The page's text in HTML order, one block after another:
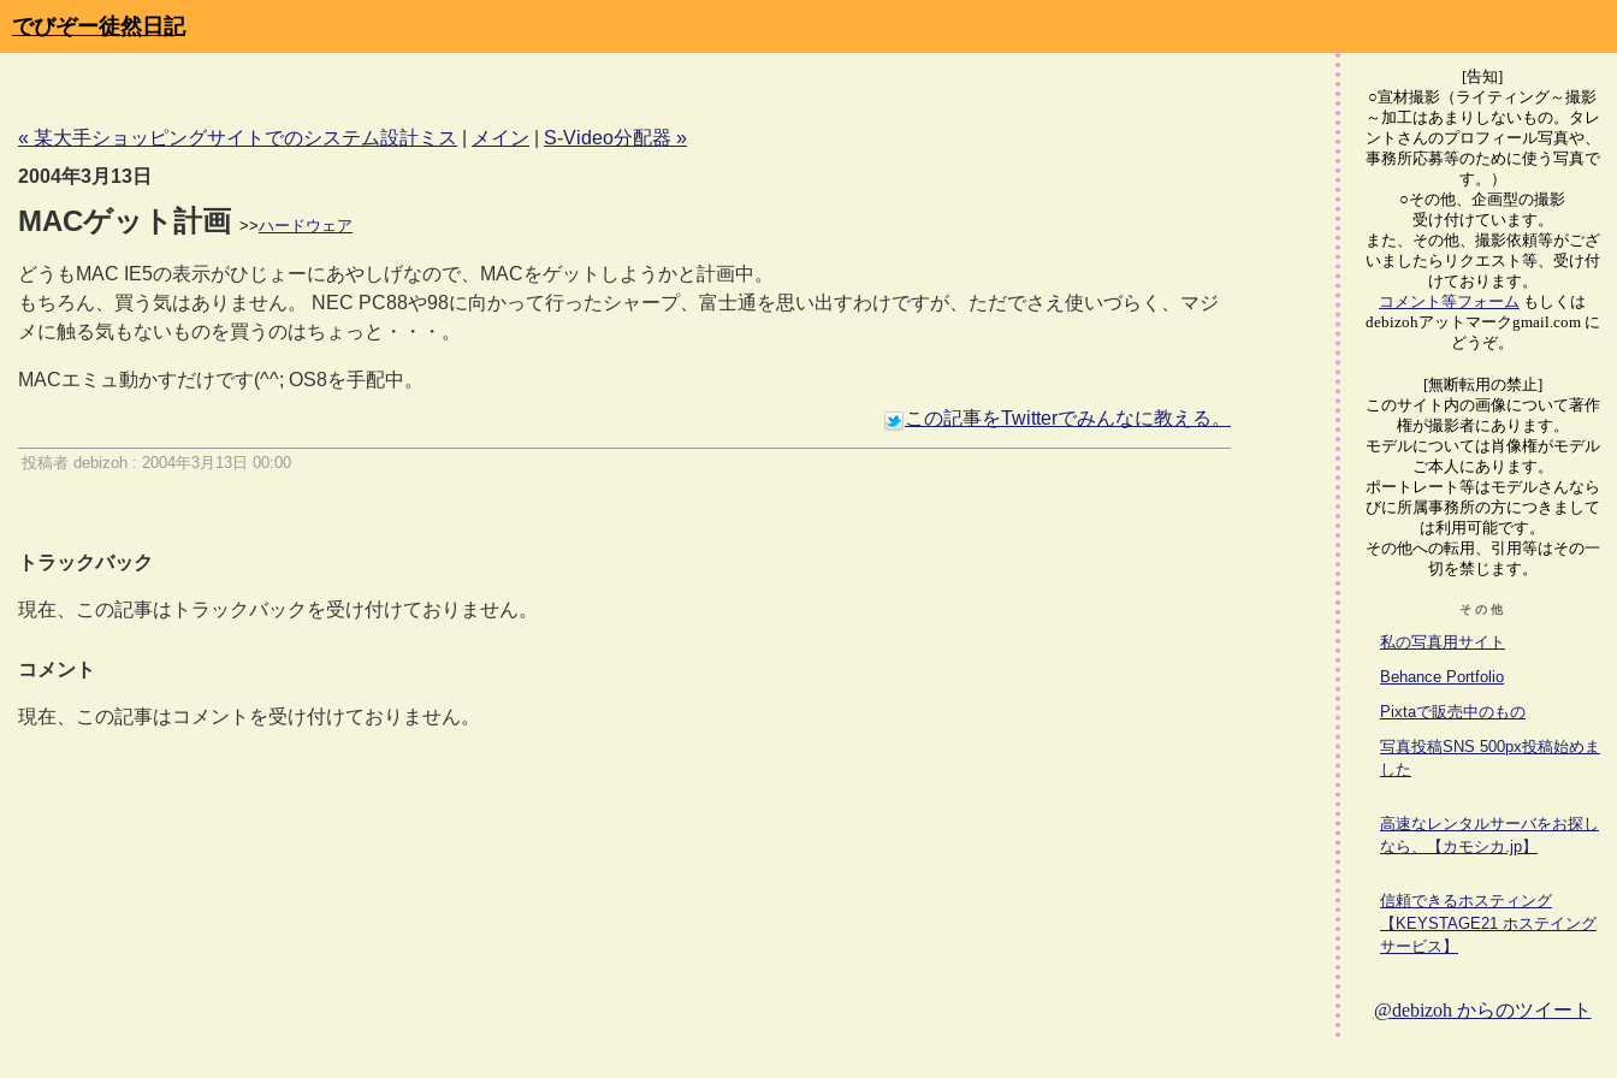
でびぞー徒然日記
« 某大手ショッピングサイトでのシステム設計ミス メイン
S-Video分配器 »
2004年3月13日
MACゲット計画 >>ハードウェア
どうもMAC IE5の表示がひじょーにあやしげなので、MACをゲットしようかと計画中。
もちろん、買う気はありません。 NEC PC88や98に向かって行ったシャープ、富士通を思い出すわけですが、ただでさえ使いづらく、マジ
メに触る気もないものを買うのはちょっと・・・。
MACエミュ動かすだけです(^^; OS8を手配中。
この記事をTwitterでみんなに教える。
投稿者 debizoh : 2004年3月13日 00:00
トラックバック
現在、この記事はトラックバックを受け付けておりません。
コメント
現在、この記事はコメントを受け付けておりません。
[告知]
○宣材撮影（ライティング～撮影
～加工はあまりしないもの。タレ
ントさんのプロフィール写真や、
事務所応募等のために使う写真で
す。）
○その他、企画型の撮影
受け付けています。
また、その他、撮影依頼等がござ
いましたらリクエスト等、受け付
けております。
コメント等フォーム もしくは
debizohアットマークgmail.com に
どうぞ。
[無断転用の禁止]
このサイト内の画像について著作
権が撮影者にあります。
モデルについては肖像権がモデル
ご本人にあります。
ポートレート等はモデルさんなら
びに所属事務所の方につきまして
は利用可能です。
その他への転用、引用等はその一
切を禁じます。
その他
私の写真用サイト
Behance Portfolio
Pixtaで販売中のもの
写真投稿SNS 500px投稿始めま
した
高速なレンタルサーバをお探し
なら、【カモシカ.jp】
信頼できるホスティング
【KEYSTAGE21 ホステイング
サービス】
@debizoh からのツイート